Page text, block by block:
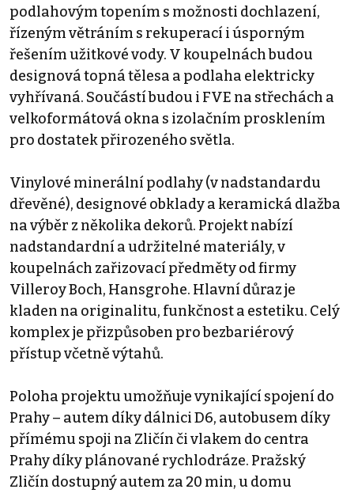
podlahovým topením s možnosti dochlazení,
řízeným větráním s rekuperací i úsporným
řešením užitkové vody. V koupelnách budou
designová topná tělesa a podlaha elektricky
vyhřívaná. Součástí budou i FVE na střechách a
velkoformátová okna s izolačním prosklením
pro dostatek přirozeného světla.
Vinylové minerální podlahy (v nadstandardu
dřevěné), designové obklady a keramická dlažba
na výběr z několika dekorů. Projekt nabízí
nadstandardní a udržitelné materiály, v
koupelnách zařizovací předměty od firmy
Villeroy Boch, Hansgrohe. Hlavní důraz je
kladen na originalitu, funkčnost a estetiku. Celý
komplex je přizpůsoben pro bezbariérový
přístup včetně výtahů.
Poloha projektu umožňuje vynikající spojení do
Prahy – autem díky dálnici D6, autobusem díky
přímému spoji na Zličín či vlakem do centra
Prahy díky plánované rychlodráze. Pražský
Zličín dostupný autem za 20 min, u domu